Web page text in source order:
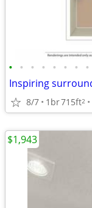
• • • • • • • •
8/7 1br715ft2
$1,943